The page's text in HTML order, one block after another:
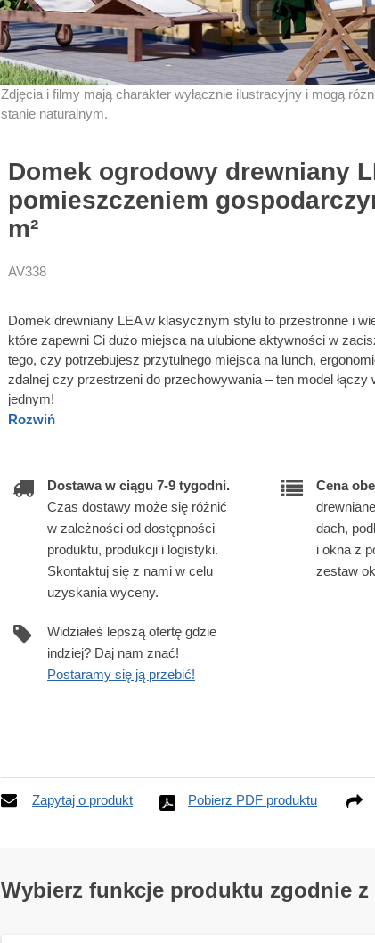
Zdjęcia i filmy mają charakter wyłącznie ilustracyjny i mogą
stanie naturalnym.
Domek ogrodowy drewniany
pomieszczeniem
m²
AV338
Domek drewniany LEA w klasycznym stylu to przestronne i
które zapewni Ci dużo miejsca na ulubione aktywności w
tego, czy potrzebujesz przytulnego miejsca na lunch,
zdalnej czy przestrzeni do przechowywania – ten model
jednym!
Rozwiń
Dostawa w ciągu 7-9 tygodni.
Czas dostawy może się różnić
w zależności od dostępności
produktu, produkcji i logistyki.
Skontaktuj się z nami w celu
uzyskania wyceny.
Cena
dach,
i okna z
zestaw
Widziałeś lepszą ofertę gdzie
indziej? Daj nam znać!
Postaramy się ją przebić!
Zapytaj o produkt Pobierz PDF produktu
Wybierz funkcje produktu zgodnie z